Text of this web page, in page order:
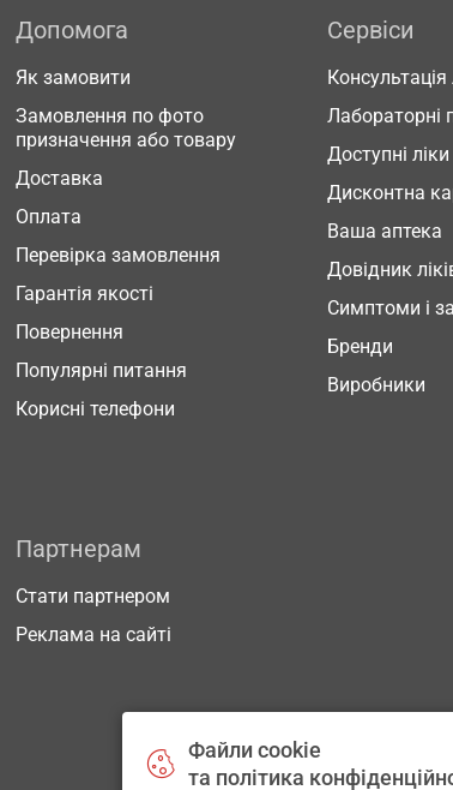
Допомога
Як замовити
Замовлення по фото
призначення або товару
Доставка
Оплата
Перевірка замовлення
Гарантія якості
Повернення
Популярні питання
Корисні телефони
Сервіси
Консультація
Лабораторні
Доступні ліки
Дисконтна
Ваша аптека
Довідник
Симптоми і
Бренди
Виробники
Партнерам
Стати партнером
Реклама на сайті
Файли cookie
та політика